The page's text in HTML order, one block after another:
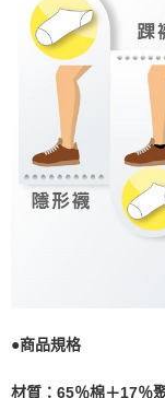
●商品規格
材質：65％棉＋17％